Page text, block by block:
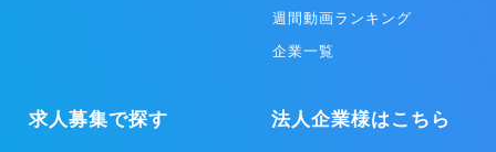
週間動画ランキング
企業一覧
求人募集で探す 法人企業様はこちら